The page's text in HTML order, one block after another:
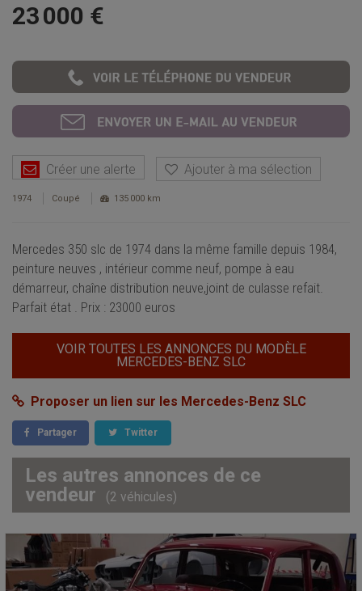
23 000 €
Créer une alerte Ajouter à ma sélection
1974 Coupé 135 000 km
Mercedes 350 slc de 1974 dans la même famille depuis 1984,
peinture neuves , intérieur comme neuf, pompe à eau
démarreur, chaîne distribution neuve,joint de culasse refait.
Parfait état . Prix : 23000 euros
VOIR TOUTES LES ANNONCES DU MODÈLE
MERCEDES-BENZ SLC
Proposer un lien sur les Mercedes-Benz SLC
Partager Twitter
Les autres annonces de ce
vendeur
(2 véhicules)